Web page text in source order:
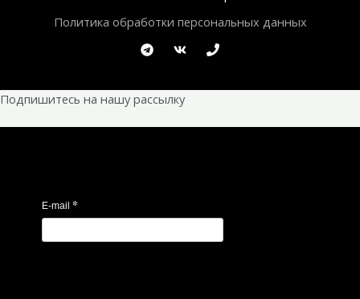
Политика обработки персональных данных
Подпишитесь на нашу рассылку
E-mail *